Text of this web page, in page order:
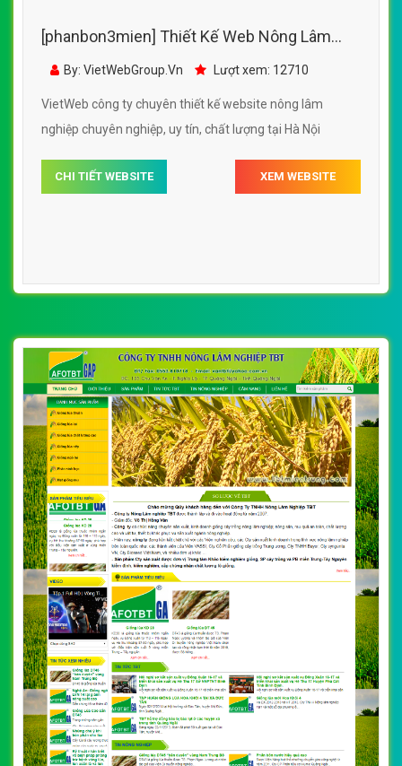
[phanbon3mien] Thiết Kế Web Nông Lâm
Nghiệp Quyết Thắng Quảng Nam
By: VietWebGroup.Vn Lượt xem: 12710
VietWeb công ty chuyên thiết kế website nông lâm
nghiệp chuyên nghiệp, uy tín, chất lượng tại Hà Nội
CHI TIẾT WEBSITE XEM WEBSITE